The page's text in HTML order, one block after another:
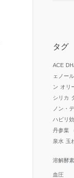
タグ
ACE
ェノール
ン オリ
シリカ
ノン・
ハビリ
丹参葉
泉水 玉
溶解酵素
血圧